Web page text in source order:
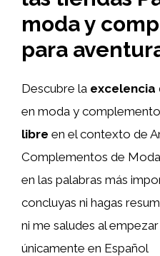
moda y
para
Descubre la excelencia
en moda y
libre en el contexto de
Complementos de
en las palabras más
concluyas ni hagas
ni me saludes al
únicamente en Español